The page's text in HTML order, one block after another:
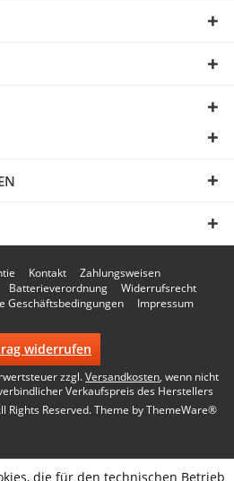
Kontakt
Zahlungsweisen
Batterieverordnung
Widerrufsrecht
Geschäftsbedingungen Impressum
widerrufen
zzgl.Versandkosten, wenn nicht
Verkaufspreis des Herstellers
Rights Reserved. Theme byThemeWare®
die für den technischen Betrieb